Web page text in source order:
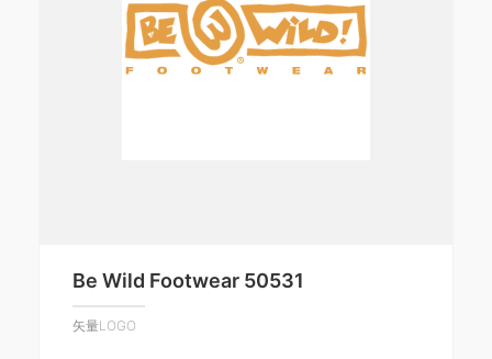
Be Wild Footwear 50531
矢量LOGO